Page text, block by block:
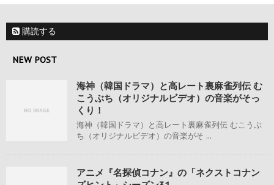
購読する
NEW POST
海神（韓国ドラマ）と高レート裏麻雀列伝 む
こうぶち（オリジナルビデオ）の音楽がそっ
くり！
海神（韓国ドラマ）と高レート裏麻雀列伝 むこうぶ
ち（オリジナルビデオ）の音楽がそ ...
アニメ『名探偵コナン』の「ネクストコナン